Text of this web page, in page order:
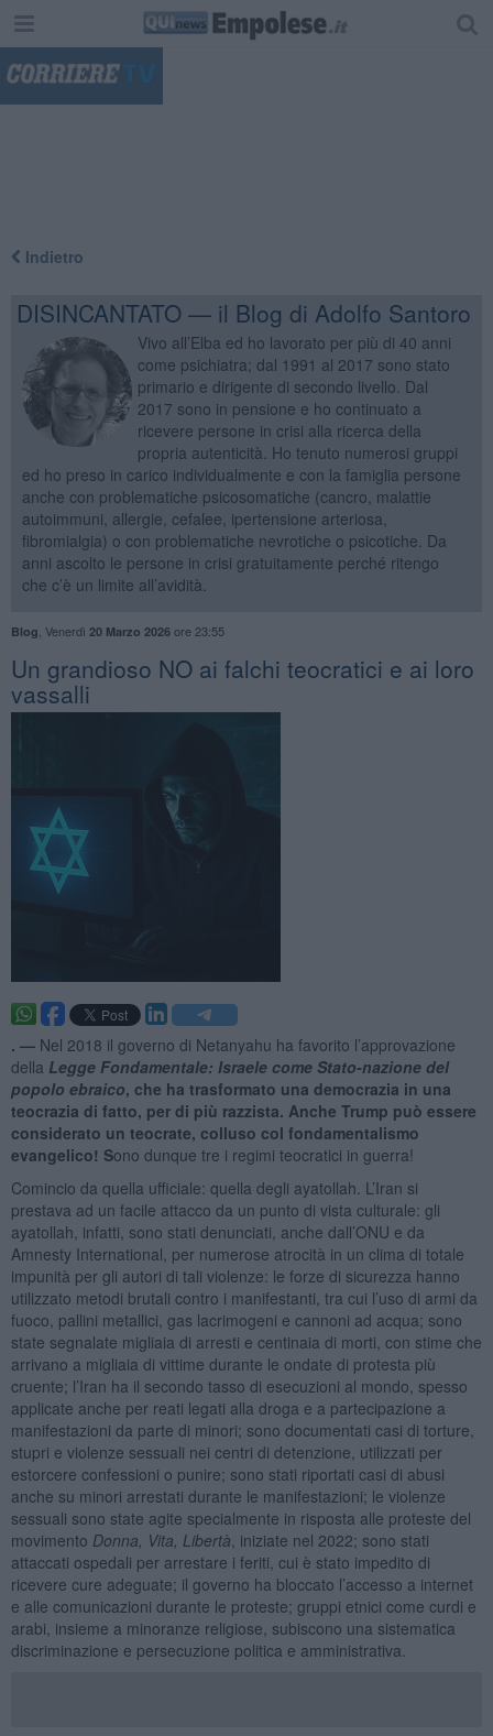
Indietro
DISINCANTATO — il Blog di Adolfo Santoro
Vivo all’Elba ed ho lavorato per più di 40 anni
come psichiatra; dal 1991 al 2017 sono stato
primario e dirigente di secondo livello. Dal
2017 sono in pensione e ho continuato a
ricevere persone in crisi alla ricerca della
propria autenticità. Ho tenuto numerosi gruppi
ed ho preso in carico individualmente e con la famiglia persone
anche con problematiche psicosomatiche (cancro, malattie
autoimmuni, allergie, cefalee, ipertensione arteriosa,
fibromialgia) o con problematiche nevrotiche o psicotiche. Da
anni ascolto le persone in crisi gratuitamente perché ritengo
che c’è un limite all’avidità.
Blog Venerdì 20 Marzo 2026ore 23:55
​Un grandioso NO ai falchi teocratici e ai loro
vassalli
. — Nel 2018 il governo di Netanyahu ha favorito l’approvazione
della Legge Fondamentale: Israele come Stato-nazione del
popolo ebraico, che ha trasformato una democrazia in una
teocrazia di fatto, per di più razzista. Anche Trump può essere
considerato un teocrate, colluso col fondamentalismo
evangelico! Sono dunque tre i regimi teocratici in guerra!
Comincio da quella ufficiale: quella degli ayatollah. L’Iran si
prestava ad un facile attacco da un punto di vista culturale: gli
ayatollah, infatti, sono stati denunciati, anche dall’ONU e da
Amnesty International, per numerose atrocità in un clima di totale
impunità per gli autori di tali violenze: le forze di sicurezza hanno
utilizzato metodi brutali contro i manifestanti, tra cui l’uso di armi da
fuoco, pallini metallici, gas lacrimogeni e cannoni ad acqua; sono
state segnalate migliaia di arresti e centinaia di morti, con stime che
arrivano a migliaia di vittime durante le ondate di protesta più
cruente; l’Iran ha il secondo tasso di esecuzioni al mondo, spesso
applicate anche per reati legati alla droga e a partecipazione a
manifestazioni da parte di minori; sono documentati casi di torture,
stupri e violenze sessuali nei centri di detenzione, utilizzati per
estorcere confessioni o punire; sono stati riportati casi di abusi
anche su minori arrestati durante le manifestazioni; le violenze
sessuali sono state agite specialmente in risposta alle proteste del
movimento Donna, Vita, Libertà , iniziate nel 2022; sono stati
attaccati ospedali per arrestare i feriti, cui è stato impedito di
ricevere cure adeguate; il governo ha bloccato l’accesso a internet
e alle comunicazioni durante le proteste; gruppi etnici come curdi e
arabi, insieme a minoranze religiose, subiscono una sistematica
discriminazione e persecuzione politica e amministrativa.